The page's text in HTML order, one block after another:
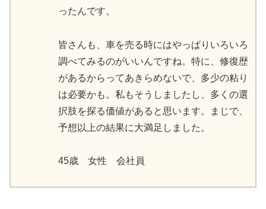
ったんです。
皆さんも、車を売る時にはやっぱりいろいろ
調べてみるのがいいんですね。特に、修復歴
があるからってあきらめないで、多少の粘り
は必要かも。私もそうしましたし、多くの選
択肢を探る価値があると思います。まじで、
予想以上の結果に大満足しました。
45歳 女性 会社員